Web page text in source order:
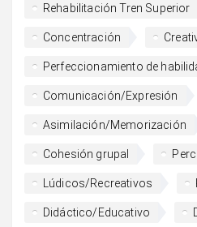
Rehabilitación Tren Superior
Concentración
Perfeccionamiento de
Comunicación/Expresión
Asimilación/Memorización
Cohesión grupal
Lúdicos/Recreativos
Didáctico/Educativo